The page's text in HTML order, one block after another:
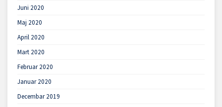
Juni 2020
Maj 2020
April 2020
Mart 2020
Februar 2020
Januar 2020
Decembar 2019